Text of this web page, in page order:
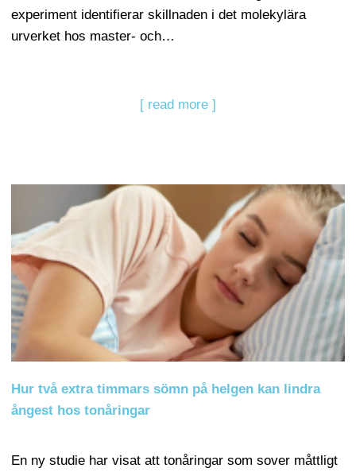
experiment identifierar skillnaden i det molekylära
urverket hos master- och…
[ read more ]
Hur två extra timmars sömn på helgen kan lindra
ångest hos tonåringar
En ny studie har visat att tonåringar som sover måttligt